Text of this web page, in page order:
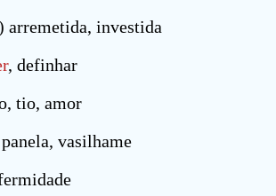
arremetida, investida
, definhar
tio, amor
vasilhame